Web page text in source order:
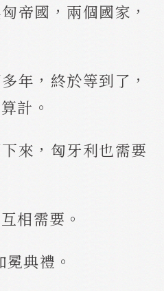
帝國，兩個國家，
年，終於等到了，
計。
來，匈牙利也需要
相需要。
典禮。